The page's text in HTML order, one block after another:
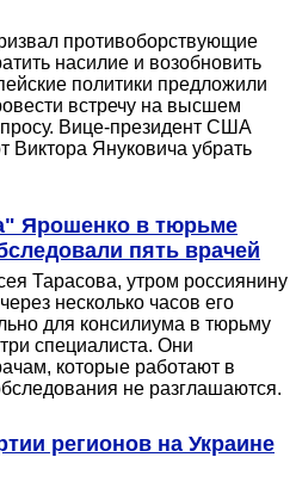
противоборствующие
насилие и возобновить
политики предложили
встречу на высшем
Вице-президент США
Виктора Януковича убрать
Ярошенко в тюрьме
пять врачей
Тарасова, утром россиянину
несколько часов его
для консилиума в тюрьму
специалиста. Они
которые работают в
не разглашаются.
регионов на Украине